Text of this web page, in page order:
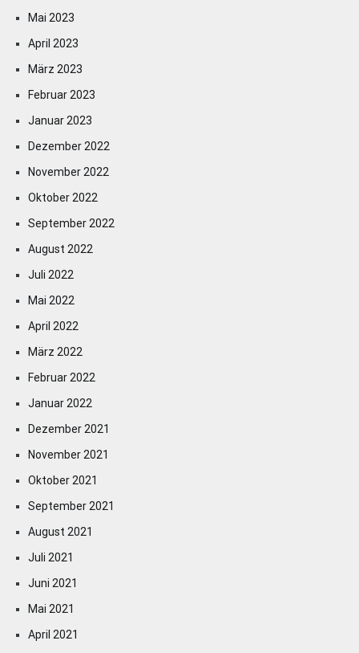
Mai 2023
April 2023
März 2023
Februar 2023
Januar 2023
Dezember 2022
November 2022
Oktober 2022
September 2022
August 2022
Juli 2022
Mai 2022
April 2022
März 2022
Februar 2022
Januar 2022
Dezember 2021
November 2021
Oktober 2021
September 2021
August 2021
Juli 2021
Juni 2021
Mai 2021
April 2021